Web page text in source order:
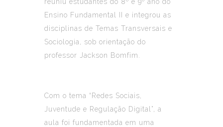
Ensino Fundamental II e integrou as
disciplinas de Temas Transversais e
Sociologia, sob orientação do
professor Jackson Bomfim.
Com o tema “Redes Sociais,
Juventude e Regulação Digital”, a
aula foi fundamentada em uma